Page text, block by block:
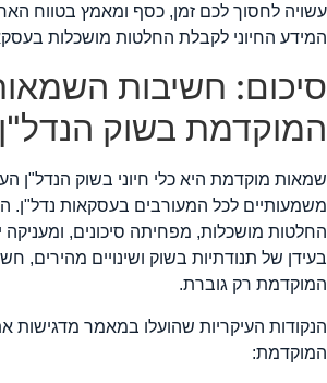
לחסוך לכם זמן, כסף ומאמץ בטווח
החיוני לקבלת החלטות מושכלות
חשיבות
בשוק הנדל"ן
מוקדמת היא כלי חיוני בשוק הנדל"ן
לכל המעורבים בעסקאות נדל"ן.
מושכלות, מפחיתה סיכונים, ומעניקה
של תנודתיות בשוק ושינויים מהירים,
רק גוברת.
העיקריות שהועלו במאמר מדגישות